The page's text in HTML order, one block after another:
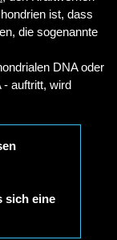
ist, dass
die sogenannte
DNA oder
- auftritt, wird
sich eine